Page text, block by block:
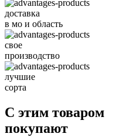
доставка
в мо и область
свое
производство
лучшие
сорта
С этим товаром
покупают